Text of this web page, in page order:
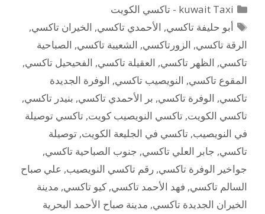
التصنيفات
kuwait Taxi - تاكسي الكويت
الوسوم
أبو حليفة تاكسي, الأحمدي تاكسي, الخيران تاكسي,
الرقة تاكسي, الزورتاكسي, الشعيبة تاكسي, الصباحية
تاكسي, الظهر تاكسي, العقيلة تاكسي, الفحيحيل تاكسي,
المقوع تاكسي, النويصيب تاكسي, الوفرة الجديدة
تاكسي, الوفرة تاكسي, بر الأحمدي تاكسي, بنيدر تاكسي,
تاكسي الكويت, تاكسي النويصيب كويت, تاكسي توصيلة
في النويصيب, تاكسي في الجليعة الكويت, توصيلة
تاكسي, جابر العلي تاكسي, جنوب الصباحية تاكسي,
جواخير الوفرة تاكسي, رقم تاكسي النويصيب, علي صباح
السالم تاكسي, فهد الأحمد تاكسي, كيو تاكسي, مدينة
الخيران الجديدة تاكسي, مدينة صباح الأحمد البحرية